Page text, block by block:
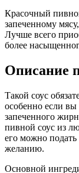
Красочный
запеченному
Лучше всего
более
Описание
Такой соус
особенно если
запеченного
пивной соус из
его можно
желанию.
Основной